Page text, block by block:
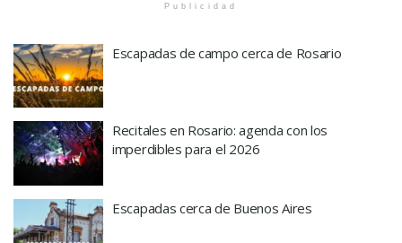
Publicidad
Escapadas de campo cerca de Rosario
Recitales en Rosario: agenda con los
imperdibles para el 2026
Escapadas cerca de Buenos Aires